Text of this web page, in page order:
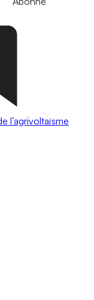
l’agrivoltaïsme